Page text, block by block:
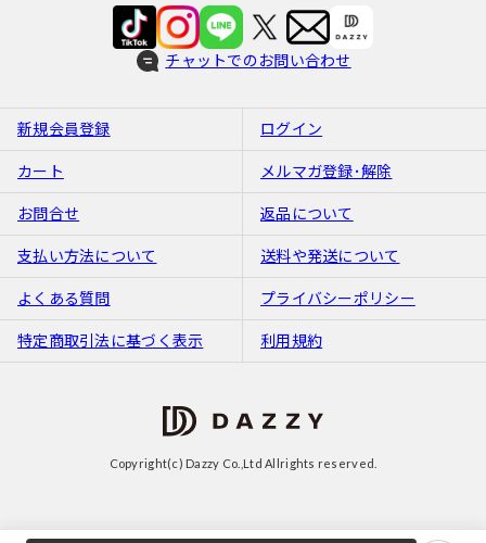
チャットでのお問い合わせ
新規会員登録 ログイン
カート メルマガ登録･解除
お問合せ 返品について
支払い方法について 送料や発送について
よくある質問 プライバシーポリシー
特定商取引法に基づく表示 利用規約
Copyright(c) Dazzy Co.,Ltd Allrights reserved.